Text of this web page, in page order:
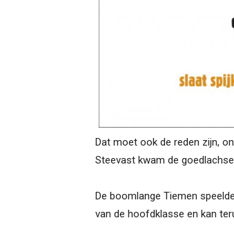
Dat moet ook de reden zijn,
Steevast kwam de
De boomlange Tiemen
van de hoofdklasse en kan